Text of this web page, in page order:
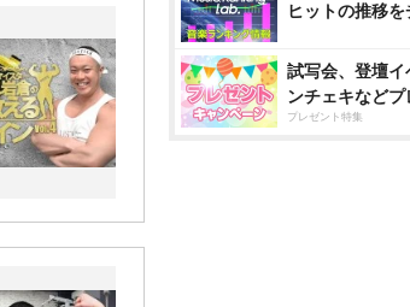
ヒットの推移を
試写会、登壇イ
ンチェキなどプ
プレゼント特集